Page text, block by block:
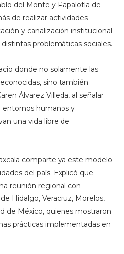
del Monte y Papalotla de
de realizar actividades
y canalización institucional
problemáticas sociales.
donde no solamente las
sino también
Álvarez Villeda, al señalar
entornos humanos y
una vida libre de
comparte ya este modelo
del país. Explicó que
reunión regional con
Hidalgo, Veracruz, Morelos,
de México, quienes mostraron
prácticas implementadas en